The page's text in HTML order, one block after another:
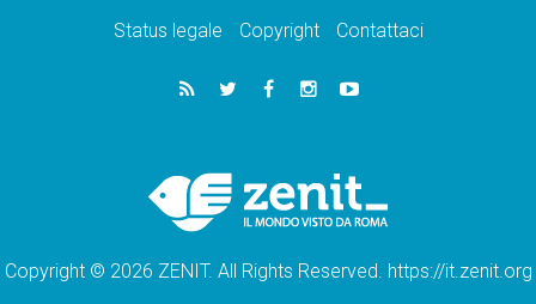
Status legale
Copyright Contattaci
Copyright © 2026 ZENIT. All Rights Reserved. https://it.zenit.org